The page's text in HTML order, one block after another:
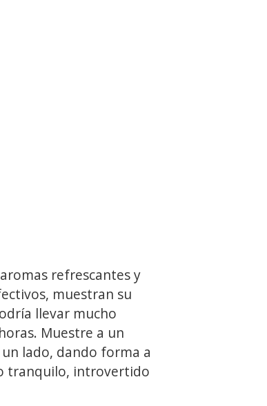
refrescantes y
muestran su
llevar mucho
Muestre a un
lado, dando forma a
tranquilo, introvertido